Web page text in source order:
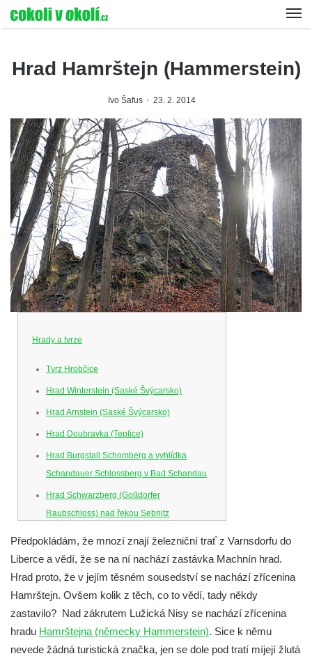
Hrad Hamrštejn (Hammerstein)
Ivo Šafus 23. 2. 2014
Hrady a tvrze
Tvrz Hrobčice
Hrad Winterstein (Saské Švýcarsko)
Hrad Arnstein (Saské Švýcarsko)
Hrad Doubravka (Teplice)
Hrad Burgstall Schomberg a vyhlídka
Schandauer Schlossberg v Bad Schandau
Hrad Schwarzberg (Goßdorfer
Raubschloss) nad řekou Sebnitz
Hrad Šebín
Hrad Litoměřice
Hrad Skalka u Vlastislavi
Předpokládám, že mnozí znají železniční trať z Varnsdorfu do
Liberce a vědí, že se na ní nachází zastávka Machnín hrad.
Hrad proto, že v jejím těsném sousedství se nachází zřícenina
Hamrštejn. Ovšem kolik z těch, co to vědí, tady někdy
zastavilo? Nad zákrutem Lužická Nisy se nachází zřícenina
hradu Hamrštejna (německy Hammerstein). Sice k němu
nevede žádná turistická značka, jen se dole pod tratí míjejí žlutá